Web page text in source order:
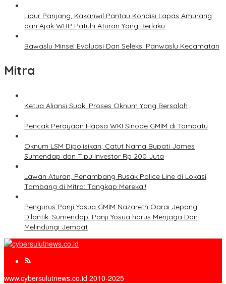
Libur Panjang, Kakanwil Pantau Kondisi Lapas Amurang
dan Ajak WBP Patuhi Aturan Yang Berlaku
Bawaslu Minsel Evaluasi Dan Seleksi Panwaslu Kecamatan
Mitra
Ketua Aliansi Suak: Proses Oknum Yang Bersalah
Pencak Perayaan Hapsa WKI Sinode GMIM di Tombatu
Oknum LSM Dipolisikan, Catut Nama Bupati James
Sumendap dan Tipu Investor Rp 200 Juta
Lawan Aturan, Penambang Rusak Police Line di Lokasi
Tambang di Mitra: Tangkap Mereka!!
Pengurus Panji Yosua GMIM Nazareth Oarai Jepang
Dilantik. Sumendap: Panji Yosua harus Menjaga Dan
Melindungi Jemaat
www.cybersulutnews.co.id 2010-2025